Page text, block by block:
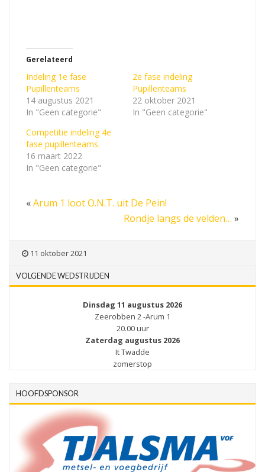
Gerelateerd
Indeling 1e fase
Pupillenteams
14 augustus 2021
In "Geen categorie"
2e fase indeling
Pupillenteams
22 oktober 2021
In "Geen categorie"
Competitie indeling 4e
fase pupillenteams.
16 maart 2022
In "Geen categorie"
«Arum 1 loot O.N.T. uit De Pein!
Rondje langs de velden… »
11 oktober 2021
VOLGENDE WEDSTRIJDEN
Dinsdag 11 augustus 2026
Zeerobben 2 -Arum 1
20.00 uur
Zaterdag augustus 2026
It Twadde
zomerstop
HOOFDSPONSOR